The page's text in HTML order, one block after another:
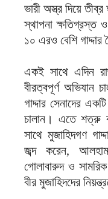
ভারী অস্ত্র দিয়ে
স্থাপনা ক্ষতিগ্রস্ত
১০ এরও বেশি
একই সাথে এদিন
বীরত্বপূর্ণ অভিযান
গাদ্দার সেনাদের
চালান। এতে শত্রু
সাথে মুজাহিদগণ
জব্দ করেন,
গোলাবারুদ ও
বীর মুজাহিদদের